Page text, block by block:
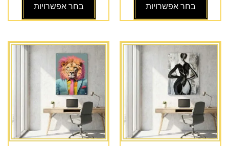
בחר אפשרויות בחר אפשרויות